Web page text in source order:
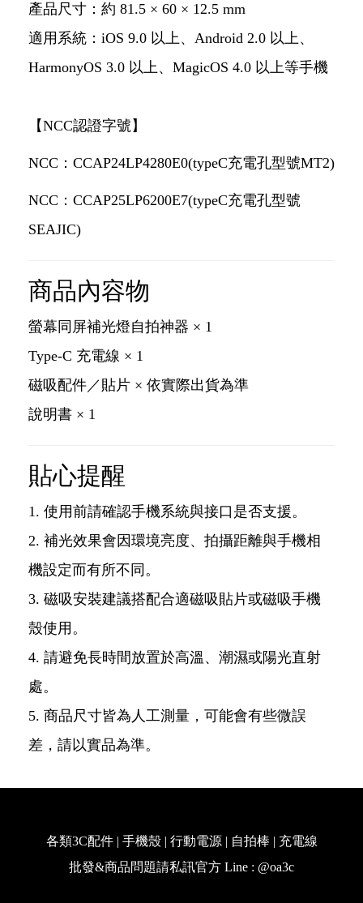
產品尺寸：約 81.5 × 60 × 12.5 mm
適用系統：iOS 9.0 以上、Android 2.0 以上、
HarmonyOS 3.0 以上、MagicOS 4.0 以上等手機
【NCC認證字號】
NCC：CCAP24LP4280E0(typeC充電孔型號MT2)
NCC：CCAP25LP6200E7(typeC充電孔型號
SEAJIC)
商品內容物
螢幕同屏補光燈自拍神器 × 1
Type-C 充電線 × 1
磁吸配件／貼片 × 依實際出貨為準
說明書 × 1
貼心提醒
使用前請確認手機系統與接口是否支援。
補光效果會因環境亮度、拍攝距離與手機相
機設定而有所不同。
磁吸安裝建議搭配合適磁吸貼片或磁吸手機
殼使用。
請避免長時間放置於高溫、潮濕或陽光直射
處。
商品尺寸皆為人工測量，可能會有些微誤
差，請以實品為準。
各類3C配件 | 手機殼 | 行動電源 | 自拍棒 | 充電線
批發&商品問題請私訊官方 Line : @oa3c